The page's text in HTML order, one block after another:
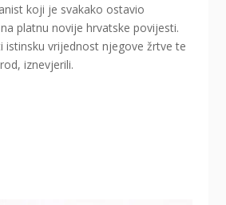
koji je svakako ostavio
platnu novije hrvatske povijesti.
istinsku vrijednost njegove žrtve te
iznevjerili.